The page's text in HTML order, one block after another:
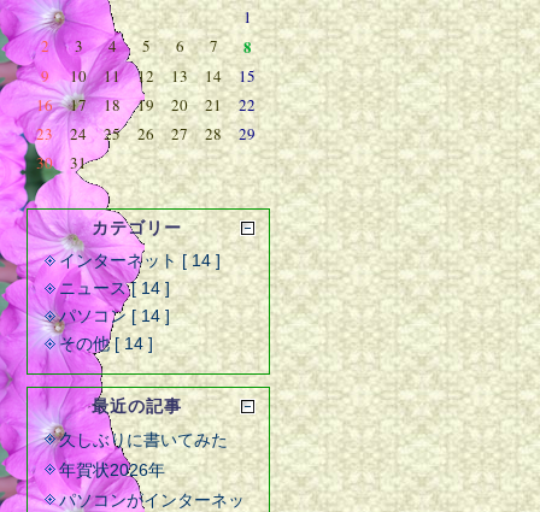
1
2
3 4 5 6 7 8
9 10 11 12 13 14
15
16
17 18 19 20 21
22
23
24 25 26 27 28
29
30
31
カテゴリー
インターネット [ 14 ]
ニュース [ 14 ]
パソコン [ 14 ]
その他 [ 14 ]
最近の記事
久しぶりに書いてみた
年賀状2026年
パソコンがインターネッ